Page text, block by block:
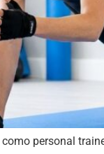
personal